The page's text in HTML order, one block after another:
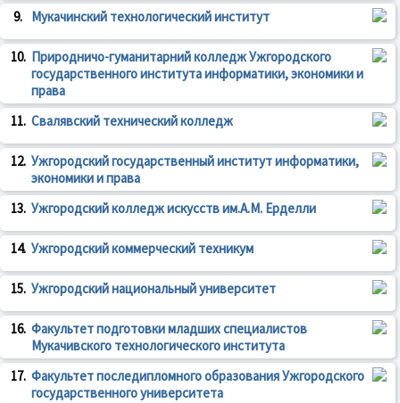
9.
Мукачинский технологический институт
10. Природничо-гуманитарний колледж Ужгородского
государственного института информатики, экономики и
права
11. Свалявский технический колледж
12. Ужгородский государственный институт информатики,
экономики и права
13. Ужгородский колледж искусств им.А.М. Ерделли
14. Ужгородский коммерческий техникум
15. Ужгородский национальный университет
16. Факультет подготовки младших специалистов
Мукачивского технологического института
17. Факультет последипломного образования Ужгородского
государственного университета